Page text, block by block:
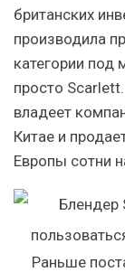
британских
производила
категории под
просто
владеет
Китае и
Европы сотни
Раньше